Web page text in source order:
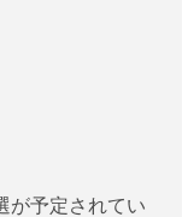
が予定されてい